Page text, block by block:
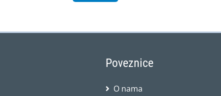
Poveznice
O nama